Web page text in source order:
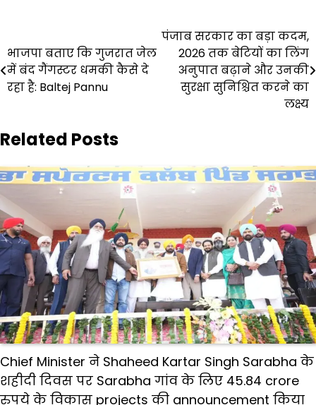
navigation
भाजपा बताए कि गुजरात जेल
में बंद गैंगस्टर धमकी कैसे दे
रहा है: Baltej Pannu
पंजाब सरकार का बड़ा कदम,
2026 तक बेटियों का लिंग
अनुपात बढ़ाने और उनकी
सुरक्षा सुनिश्चित करने का
लक्ष्य
Related Posts
Chief Minister ने Shaheed Kartar Singh Sarabha के
शहीदी दिवस पर Sarabha गांव के लिए 45.84 crore
रुपये के विकास projects की announcement किया